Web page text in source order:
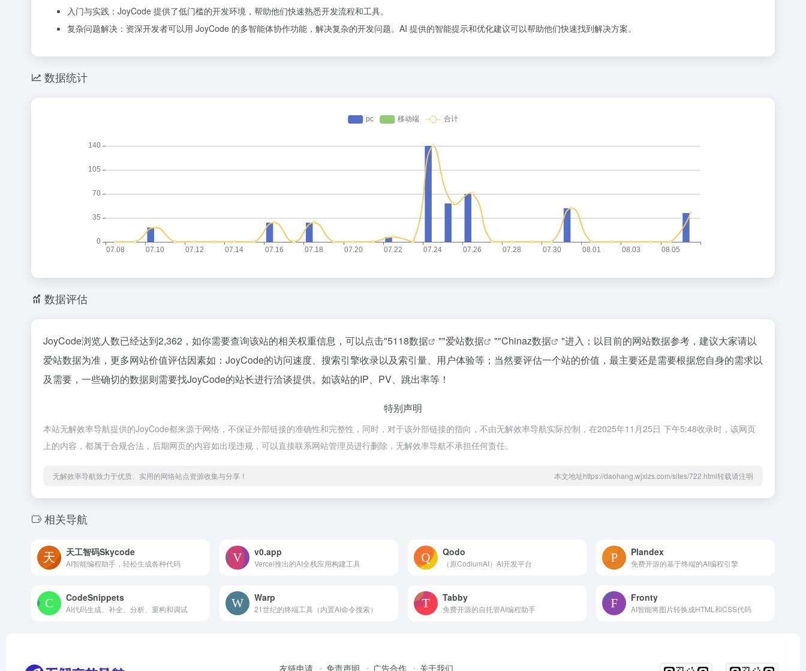
入门与实践：JoyCode 提供了低门槛的开发环境，帮助他们快速熟悉开发流程和工具。
复杂问题解决：资深开发者可以用 JoyCode 的多智能体协作功能，解决复杂的开发问题。AI 提供的智能提示和优化建议可以帮助他们快速找到解决方案。
数据统计
数据评估
JoyCode浏览人数已经达到2,362，如你需要查询该站的相关权重信息，可以点击"5118数据 ""爱站数据 ""Chinaz数据
"进入；以目前的网站数据参考，建议大家请以
爱站数据为准，更多网站价值评估因素如：JoyCode的访问速度、搜索引擎收录以及索引量、用户体验等；当然要评估一个站的价值，最主要还是需要根据您自身的需求以
及需要，一些确切的数据则需要找JoyCode的站长进行洽谈提供。如该站的IP、PV、跳出率等！
特别声明
本站无解效率导航提供的JoyCode都来源于网络，不保证外部链接的准确性和完整性，同时，对于该外部链接的指向，不由无解效率导航实际控制，在2025年11月25日 下午5:48收录时，该网页
上的内容，都属于合规合法，后期网页的内容如出现违规，可以直接联系网站管理员进行删除，无解效率导航不承担任何责任。
无解效率导航致力于优质、实用的网络站点资源收集与分享！ 本文地址https://daohang.wjxlzs.com/sites/722.html转载请注明
相关导航
天工智码Skycode
AI智能编程助手，轻松生成各种代码
v0.app
Vercel推出的AI全栈应用构建工具
Qodo
（原CodiumAI）AI开发平台
Plandex
免费开源的基于终端的AI编程引擎
CodeSnippets
AI代码生成、补全、分析、重构和调试
Warp
21世纪的终端工具（内置AI命令搜索）
Tabby
免费开源的自托管AI编程助手
Fronty
AI智能将图片转换成HTML和CSS代码
友链申请 免责声明 广告合作 关于我们